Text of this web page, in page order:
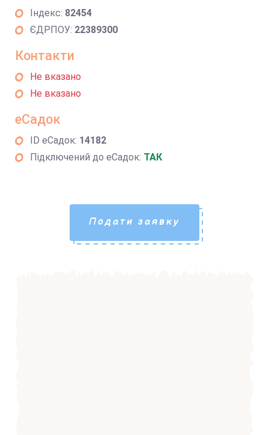
Індекс: 82454
ЄДРПОУ: 22389300
Контакти
Не вказано
Не вказано
еСадок
ID еСадок: 14182
Підключений до еСадок: ТАК
Подати заявку